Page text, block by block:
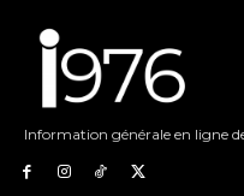
Information générale en ligne